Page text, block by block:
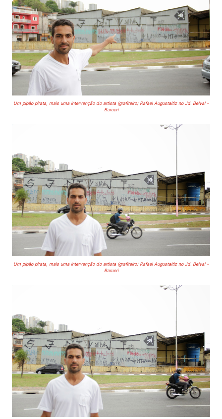
Um pipão pirata, mais uma intervenção do artista (grafiteiro) Rafael Augustaitiz no Jd. Belval -
Barueri
Um pipão pirata, mais uma intervenção do artista (grafiteiro) Rafael Augustaitiz no Jd. Belval -
Barueri